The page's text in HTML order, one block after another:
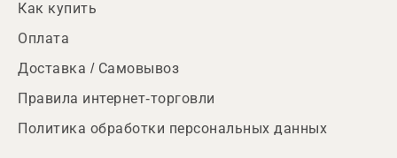
Как купить
Оплата
Доставка / Самовывоз
Правила интернет-торговли
Политика обработки персональных данных